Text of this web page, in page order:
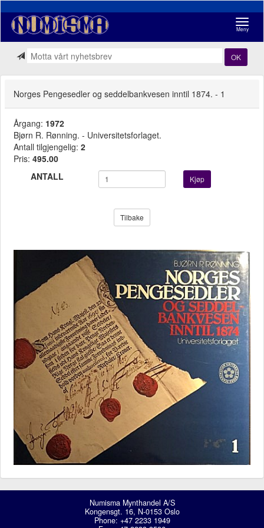
Meny
OK
Norges Pengesedler og seddelbankvesen inntil 1874. - 1
Årgang: 1972
Bjørn R. Rønning. - Universitetsforlaget.
Antall tilgjengelig: 2
Pris: 495.00
ANTALL
Kjøp
Tilbake
Numisma Mynthandel A/S
Kongensgt. 16, N-0153 Oslo
Phone: +47 2233 1949